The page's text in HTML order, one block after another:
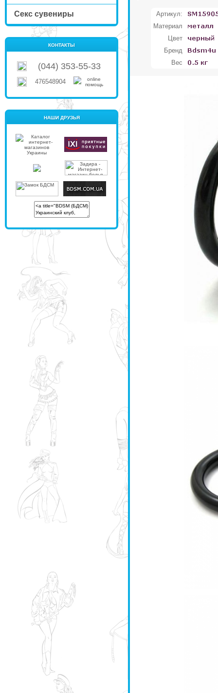
Секс сувениры
КОНТАКТЫ
(044) 353-55-33
476548904
НАШИ ДРУЗЬЯ
Артикул:
Материал
Цвет
Бренд
Вес